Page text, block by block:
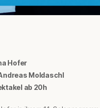
Hofer
Moldaschl
ab 20h